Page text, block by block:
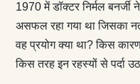
1970 में डॉक्टर निर्मल
असफल रहा गया था जिसका
वह प्रयोग क्या था? किस
किस तरह इन रहस्यों से पर्दा